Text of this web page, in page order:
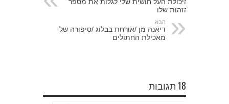
הזהות שלו
הבא
דיאנה מן /אורחת בבלוג /סיפורה של
מאכילת החתולים
18 תגובות